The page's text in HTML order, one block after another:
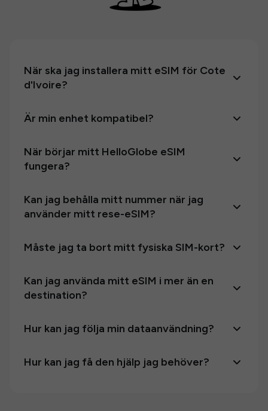
När ska jag installera mitt eSIM för Cote
d'Ivoire?
Är min enhet kompatibel?
När börjar mitt HelloGlobe eSIM
fungera?
Kan jag behålla mitt nummer när jag
använder mitt rese-eSIM?
Måste jag ta bort mitt fysiska SIM-kort?
Kan jag använda mitt eSIM i mer än en
destination?
Hur kan jag följa min dataanvändning?
Hur kan jag få den hjälp jag behöver?